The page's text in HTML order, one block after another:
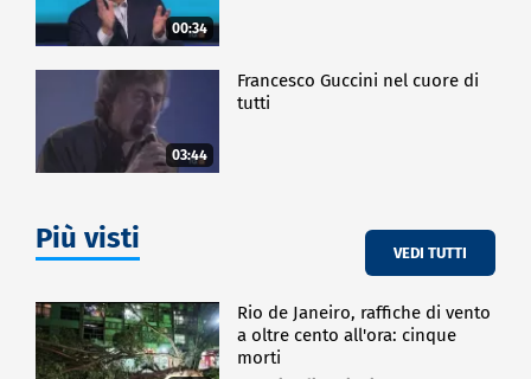
00:34
03:44
Francesco Guccini nel cuore di
tutti
Più visti VEDI TUTTI
Rio de Janeiro, raffiche di vento
a oltre cento all'ora: cinque
morti